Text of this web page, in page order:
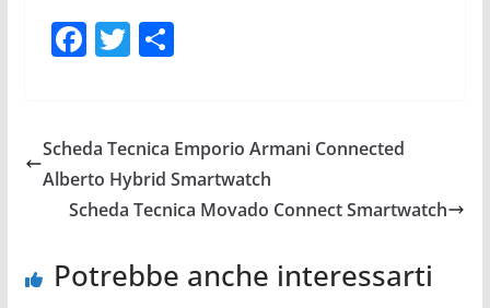
F
e
b
o
k
T
er
C
di
vi
di
Scheda Tecnica Emporio Armani Connected
Alberto Hybrid Smartwatch
Scheda Tecnica Movado Connect Smartwatch
Potrebbe anche interessarti